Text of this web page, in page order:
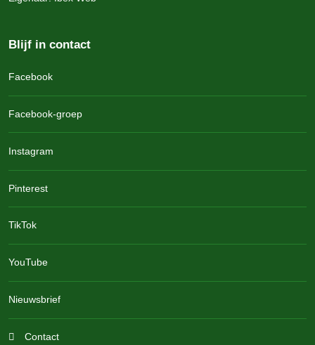
Blijf in contact
Facebook
Facebook-groep
Instagram
Pinterest
TikTok
YouTube
Nieuwsbrief
Contact